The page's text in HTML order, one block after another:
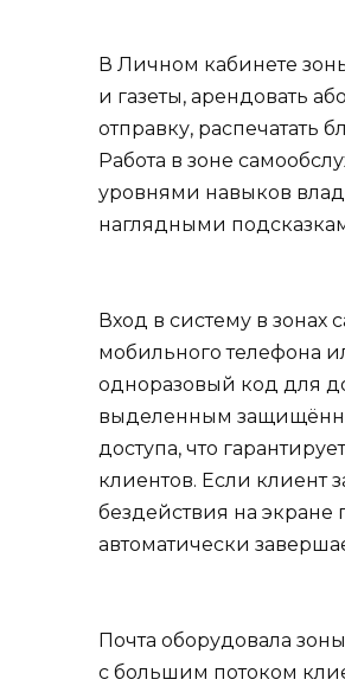
В Личном кабинете
и газеты, арендовать
отправку, распечатать
Работа в зоне
уровнями навыков
наглядными
Вход в систему в зонах
мобильного телефона
одноразовый код для
выделенным
доступа, что
клиентов. Если клиент
бездействия на экране
автоматически
Почта оборудовала
с большим потоком